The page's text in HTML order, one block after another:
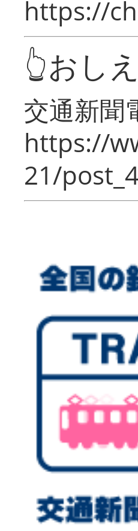
https://
👆おし
交通新聞
https://
21/